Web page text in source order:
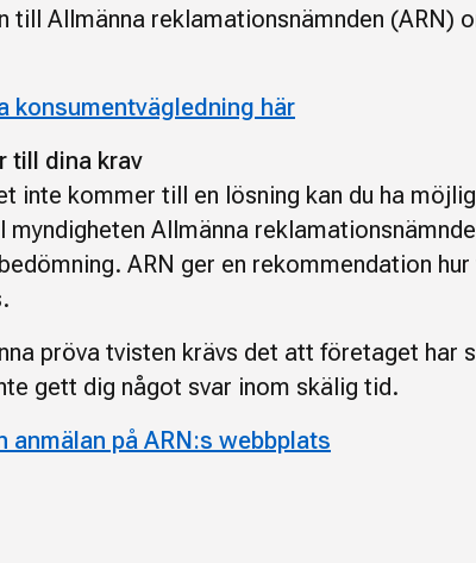
till Allmänna reklamationsnämnden (ARN)
konsumentvägledning här
till dina krav
inte kommer till en lösning kan du ha
myndigheten Allmänna
ARN ger en rekommendation
pröva tvisten krävs det att företaget har
gett dig något svar inom skälig tid.
anmälan på ARN:s webbplats